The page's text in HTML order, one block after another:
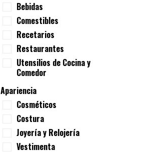
Bebidas
Comestibles
Recetarios
Restaurantes
Utensilios de Cocina y
Comedor
Apariencia
Cosméticos
Costura
Joyería y Relojería
Vestimenta